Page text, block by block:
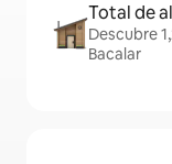
Total de
Descubre
Bacalar